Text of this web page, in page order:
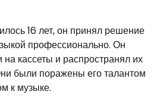
16 лет, он принял решение
профессионально. Он
кассеты и распространял их
были поражены его талантом
к музыке.